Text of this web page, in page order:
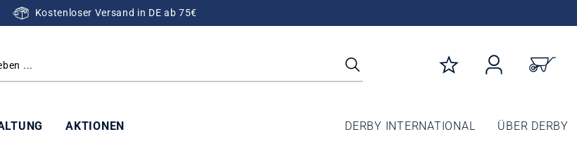
Kostenloser Versand in DE ab 75€
AKTIONEN DERBY INTERNATIONAL ÜBER DERBY